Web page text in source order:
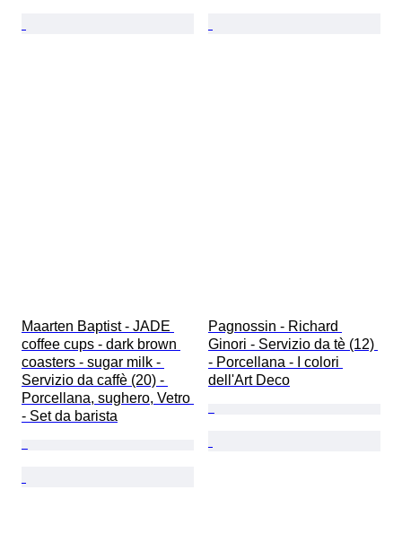
Maarten Baptist - JADE
coffee cups - dark brown
coasters - sugar milk -
Servizio da caffè (20) -
Porcellana, sughero, Vetro
- Set da barista
Pagnossin - Richard
Ginori - Servizio da tè (12)
- Porcellana - I colori
dell'Art Deco